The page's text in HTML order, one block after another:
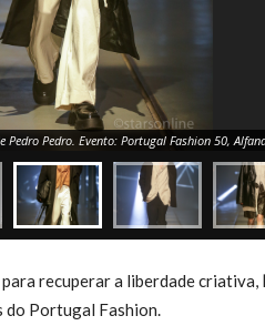
Pedro Pedro. Evento: Portugal Fashion 50,
recuperar a liberdade criativa,
do Portugal Fashion.